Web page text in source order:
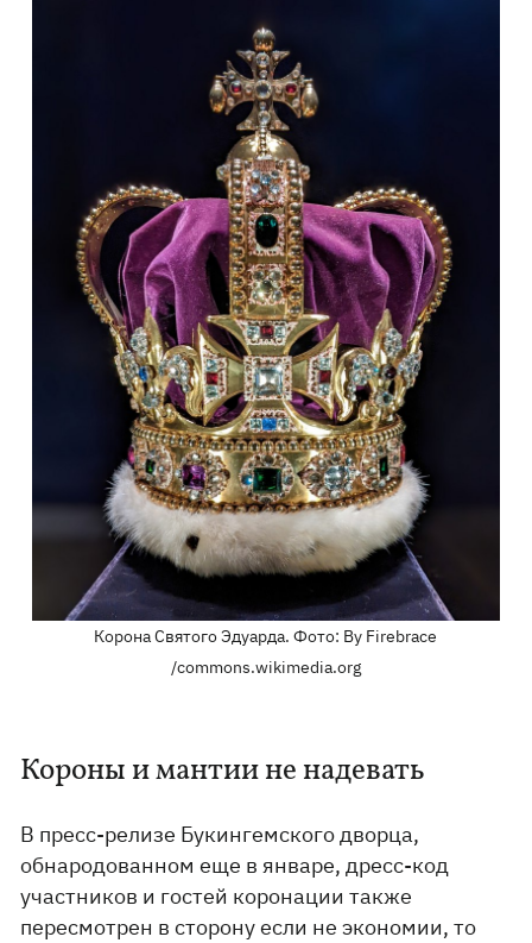
Корона Святого Эдуарда. Фото: By Firebrace
/commons.wikimedia.org​
Короны и мантии не надевать
В пресс-релизе Букингемского дворца,
обнародованном еще в январе, дресс-код
участников и гостей коронации также
пересмотрен в сторону если не экономии, то